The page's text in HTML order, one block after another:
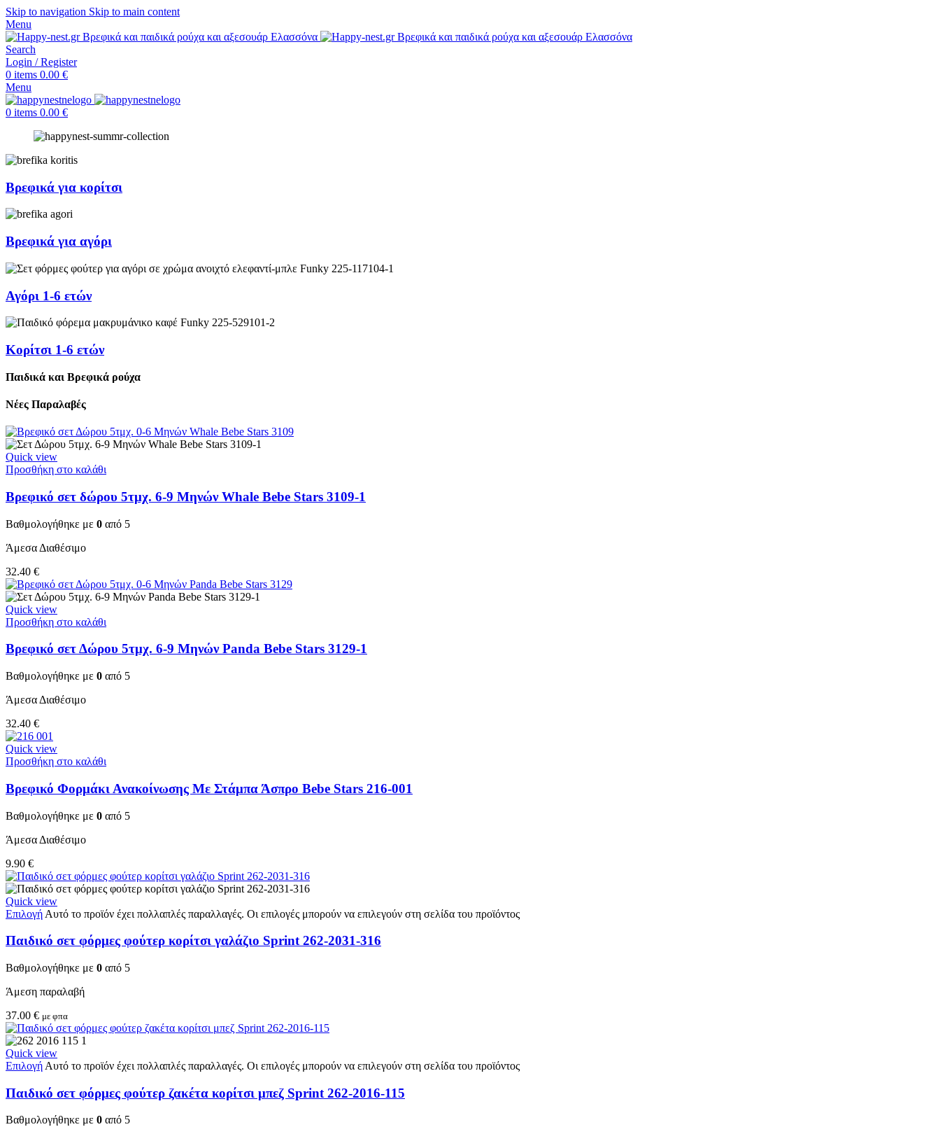
Skip to navigation Skip to main content
Menu
Search
Login / Register
0 items 0.00 €
Menu
0 items 0.00 €
Βρεφικά για κορίτσι
Βρεφικά για αγόρι
Αγόρι 1-6 ετών
Κορίτσι 1-6 ετών
Παιδικά και Βρεφικά ρούχα
Νέες Παραλαβές
Quick view
Προσθήκη στο καλάθι
Βρεφικό σετ δώρου 5τμχ. 6-9 Μηνών Whale Bebe Stars 3109-1
Βαθμολογήθηκε με 0 από 5
Άμεσα Διαθέσιμο
32.40 €
Quick view
Προσθήκη στο καλάθι
Βρεφικό σετ Δώρου 5τμχ. 6-9 Μηνών Panda Bebe Stars 3129-1
Βαθμολογήθηκε με 0 από 5
Άμεσα Διαθέσιμο
32.40 €
Quick view
Προσθήκη στο καλάθι
Βρεφικό Φορμάκι Ανακοίνωσης Με Στάμπα Άσπρο Bebe Stars 216-001
Βαθμολογήθηκε με 0 από 5
Άμεσα Διαθέσιμο
9.90 €
Quick view
Επιλογή Αυτό το προϊόν έχει πολλαπλές παραλλαγές. Οι επιλογές μπορούν να επιλεγούν στη σελίδα του προϊόντος
Παιδικό σετ φόρμες φούτερ κορίτσι γαλάζιο Sprint 262-2031-316
Βαθμολογήθηκε με 0 από 5
Άμεση παραλαβή
37.00 € με φπα
Quick view
Επιλογή Αυτό το προϊόν έχει πολλαπλές παραλλαγές. Οι επιλογές μπορούν να επιλεγούν στη σελίδα του προϊόντος
Παιδικό σετ φόρμες φούτερ ζακέτα κορίτσι μπεζ Sprint 262-2016-115
Βαθμολογήθηκε με 0 από 5